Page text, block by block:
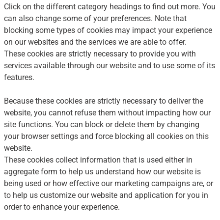
Click on the different category headings to find out more. You
can also change some of your preferences. Note that
blocking some types of cookies may impact your experience
on our websites and the services we are able to offer.
These cookies are strictly necessary to provide you with
services available through our website and to use some of its
features.
Because these cookies are strictly necessary to deliver the
website, you cannot refuse them without impacting how our
site functions. You can block or delete them by changing
your browser settings and force blocking all cookies on this
website.
These cookies collect information that is used either in
aggregate form to help us understand how our website is
being used or how effective our marketing campaigns are, or
to help us customize our website and application for you in
order to enhance your experience.